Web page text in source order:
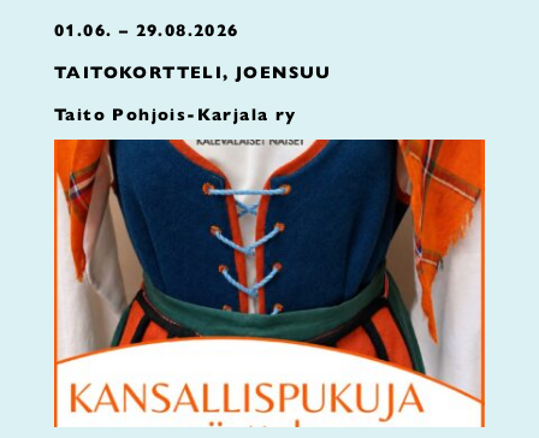
01.06. – 29.08.2026
TAITOKORTTELI, JOENSUU
Taito Pohjois-Karjala ry